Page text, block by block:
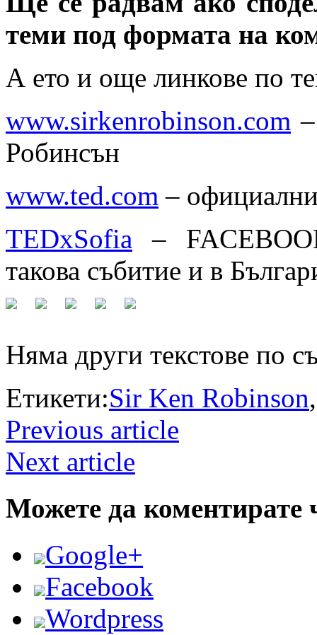
теми под формата на
А ето и още линкове по
www.sirkenrobinson.com
Робинсън
www.ted.com –
TEDxSofia –
такова събитие и в
Няма други текстове по
Етикети:Sir Ken Robinson
Previous article
Next article
Можете да коментирате
Google+
Facebook
Wordpress